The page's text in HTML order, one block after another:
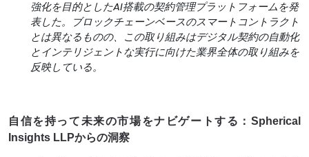
強化を目的としたAI搭載の契約管理プラットフォームを発
表した。ブロックチェーンベースのスマートコントラクト
とは異なるものの、この取り組みはデジタル契約の自動化
とインテリジェントな実行に向けた業界全体の取り組みを
反映している。
自信を持って未来の市場をナビゲートする：Spherical
Insights LLPからの洞察